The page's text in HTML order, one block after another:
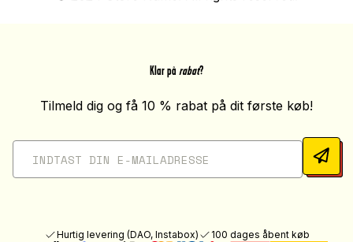
Klar på rabat?
Tilmeld dig og få 10 % rabat på dit første køb!
Hurtig levering (DAO, Instabox) 100 dages åbent køb